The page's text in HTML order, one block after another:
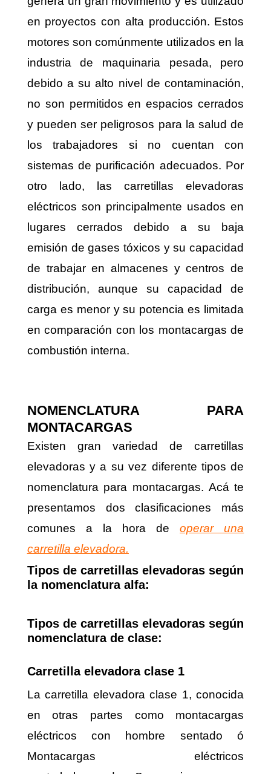
en proyectos con alta producción. Estos
motores son comúnmente utilizados en la
industria de maquinaria pesada, pero
debido a su alto nivel de contaminación,
no son permitidos en espacios cerrados
y pueden ser peligrosos para la salud de
los trabajadores si no cuentan con
sistemas de purificación adecuados. Por
otro lado, las carretillas elevadoras
eléctricos son principalmente usados en
lugares cerrados debido a su baja
emisión de gases tóxicos y su capacidad
de trabajar en almacenes y centros de
distribución, aunque su capacidad de
carga es menor y su potencia es limitada
en comparación con los montacargas de
combustión interna.
NOMENCLATURA PARA
MONTACARGAS
Existen gran variedad de carretillas
elevadoras y a su vez diferente tipos de
nomenclatura para montacargas. Acá te
presentamos dos clasificaciones más
comunes a la hora de
operar una
carretilla elevadora.
Tipos de carretillas elevadoras según
la nomenclatura alfa:
Tipos de carretillas elevadoras según
nomenclatura de clase:
Carretilla elevadora clase 1
La carretilla elevadora clase 1, conocida
en otras partes como montacargas
eléctricos con hombre sentado ó
Montacargas eléctricos